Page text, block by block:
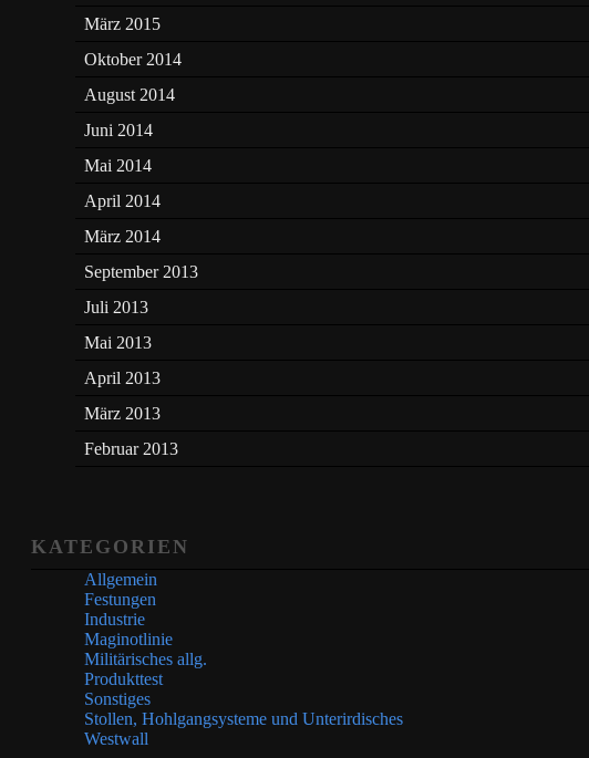
März 2015
Oktober 2014
August 2014
Juni 2014
Mai 2014
April 2014
März 2014
September 2013
Juli 2013
Mai 2013
April 2013
März 2013
Februar 2013
KATEGORIEN
Allgemein
Festungen
Industrie
Maginotlinie
Militärisches allg.
Produkttest
Sonstiges
Stollen, Hohlgangsysteme und Unterirdisches
Westwall